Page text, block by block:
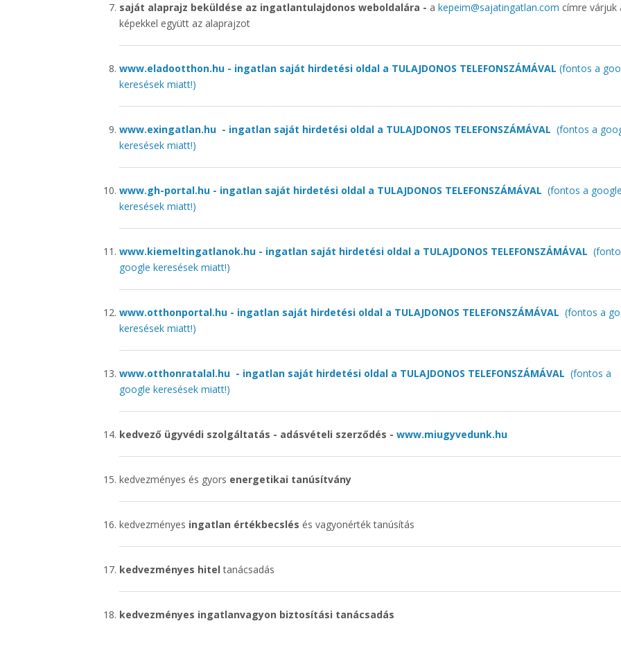
saját alaprajz beküldése az ingatlantulajdonos weboldalára - a kepeim@sajatingatlan.com címre várjuk
képekkel együtt az alaprajzot
www.eladootthon.hu - ingatlan saját hirdetési oldal a TULAJDONOS TELEFONSZÁMÁVAL (fontos a
keresések miatt!)
www.exingatlan.hu - ingatlan saját hirdetési oldal a TULAJDONOS TELEFONSZÁMÁVAL (fontos a
keresések miatt!)
www.gh-portal.hu - ingatlan saját hirdetési oldal a TULAJDONOS TELEFONSZÁMÁVAL (fontos a google
keresések miatt!)
www.kiemeltingatlanok.hu - ingatlan saját hirdetési oldal a TULAJDONOS TELEFONSZÁMÁVAL
google keresések miatt!)
www.otthonportal.hu - ingatlan saját hirdetési oldal a TULAJDONOS TELEFONSZÁMÁVAL (fontos a
keresések miatt!)
www.otthonratalal.hu - ingatlan saját hirdetési oldal a TULAJDONOS TELEFONSZÁMÁVAL (fontos a
google keresések miatt!)
kedvező ügyvédi szolgáltatás - adásvételi szerződés - www.miugyvedunk.hu
kedvezményes és gyors energetikai tanúsítvány
kedvezményes ingatlan értékbecslés és vagyonérték tanúsítás
kedvezményes hitel tanácsadás
kedvezményes ingatlanvagyon biztosítási tanácsadás